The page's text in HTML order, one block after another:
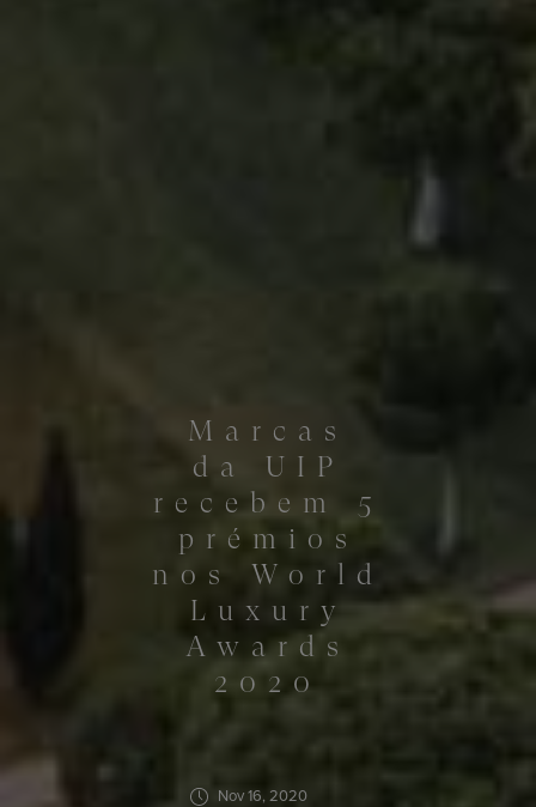
Marcas
da UIP
recebem 5
prémios
nos World
Luxury
Awards
2020
Nov 16, 2020